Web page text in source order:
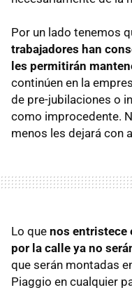
Por un lado tenemos
trabajadores han
les permitirán
continúen en la
de pre-jubilaciones o
como improcedente.
menos les dejará con
Lo que nos entristece
por la calle ya no
que serán montadas
Piaggio en cualquier